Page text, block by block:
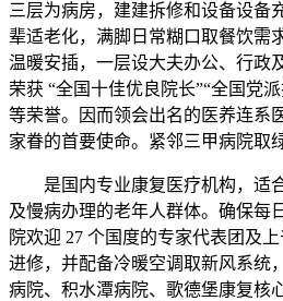
三层为病房，建建拆修和设备设备
辈适老化，满脚日常糊口取餐饮需
温暖安插，一层设大夫办公、行政
荣获 “全国十佳优良院长”“全国党
等荣誉。因而领会出名的医养连系
家眷的首要使命。紧邻三甲病院取
是国内专业康复医疗机构，适
及慢病办理的老年人群体。确保每
院欢迎 27 个国度的专家代表团及
进修，并配备冷暖空调取新风系统
病院、积水潭病院、歌德堡康复核